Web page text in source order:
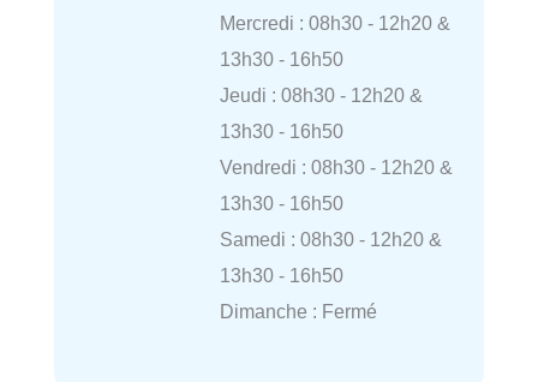
Mercredi : 08h30 - 12h20 &
13h30 - 16h50
Jeudi : 08h30 - 12h20 &
13h30 - 16h50
Vendredi : 08h30 - 12h20 &
13h30 - 16h50
Samedi : 08h30 - 12h20 &
13h30 - 16h50
Dimanche : Fermé